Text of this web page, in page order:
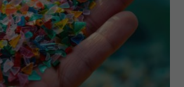
cinci surse neașteptate